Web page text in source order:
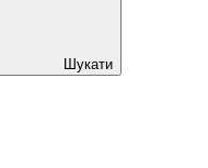
Шукати